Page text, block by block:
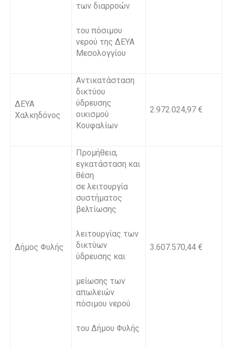
των διαρροών
του πόσιμου
νερού της ΔΕΥΑ
Μεσολογγίου
ΔΕΥΑ
Χαλκηδόνος
Αντικατάσταση
δικτύου
ύδρευσης
οικισμού
Κουφαλίων
2.972.024,97 €
Δήμος Φυλής
Προμήθεια,
εγκατάσταση και
θέση
σε λειτουργία
συστήματος
βελτίωσης
λειτουργίας των
δικτύων
ύδρευσης και
μείωσης των
απωλειών
πόσιμου νερού
του Δήμου Φυλής
3.607.570,44 €